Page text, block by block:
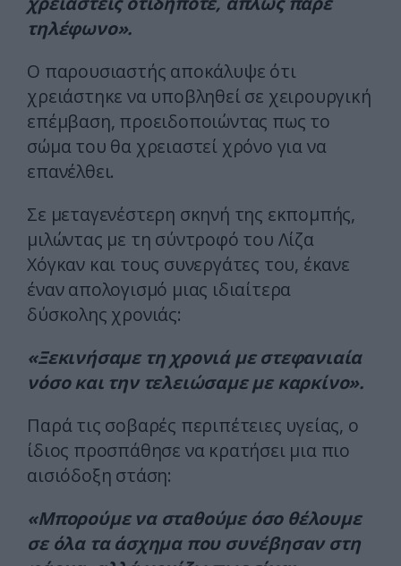
τηλέφωνο».
Ο παρουσιαστής αποκάλυψε ότι
χρειάστηκε να υποβληθεί σε χειρουργική
επέμβαση, προειδοποιώντας πως το
σώμα του θα χρειαστεί χρόνο για να
επανέλθει.
Σε μεταγενέστερη σκηνή της εκπομπής,
μιλώντας με τη σύντροφό του Λίζα
Χόγκαν και τους συνεργάτες του, έκανε
έναν απολογισμό μιας ιδιαίτερα
δύσκολης χρονιάς:
«Ξεκινήσαμε τη χρονιά με στεφανιαία
νόσο και την τελειώσαμε με καρκίνο».
Παρά τις σοβαρές περιπέτειες υγείας, ο
ίδιος προσπάθησε να κρατήσει μια πιο
αισιόδοξη στάση:
«Μπορούμε να σταθούμε όσο θέλουμε
σε όλα τα άσχημα που συνέβησαν στη